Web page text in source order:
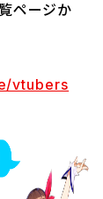
ページか
vtubers